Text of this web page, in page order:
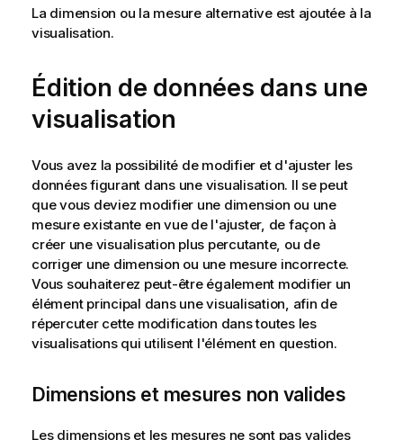
a
t
s
La dimension ou la mesure alternative est ajoutée à la
visualisation.
Édition de données dans une
visualisation
Vous avez la possibilité de modifier et d'ajuster les
données figurant dans une visualisation. Il se peut
que vous deviez modifier une dimension ou une
mesure existante en vue de l'ajuster, de façon à
créer une visualisation plus percutante, ou de
corriger une dimension ou une mesure incorrecte.
Vous souhaiterez peut-être également modifier un
élément principal dans une visualisation, afin de
répercuter cette modification dans toutes les
visualisations qui utilisent l'élément en question.
Dimensions et mesures non valides
Les dimensions et les mesures ne sont pas valides